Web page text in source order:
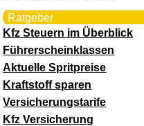
Ratgeber
Kfz Steuern im Überblick
Führerscheinklassen
Aktuelle Spritpreise
Kraftstoff sparen
Versicherungstarife
Kfz Versicherung